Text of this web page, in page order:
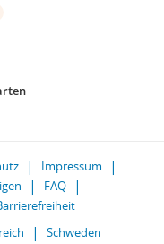
Impressum
FAQ
Schweden